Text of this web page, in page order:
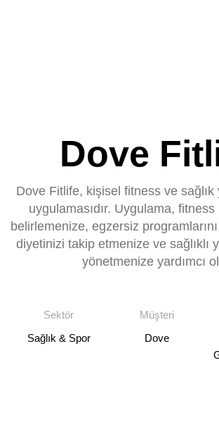
Dove
Dove Fitlife, kişisel fitness ve sağlık
uygulamasıdır. Uygulama,
belirlemenize, egzersiz
diyetinizi takip etmenize ve sağlıklı
yönetmenize yardımcı
Sektör
Sağlık & Spor
Müşteri
Dove